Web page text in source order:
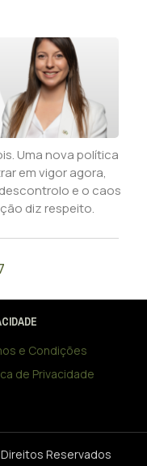
Uma nova política
em vigor agora,
e o caos
diz respeito.
e Condições
de Privacidade
Reservados